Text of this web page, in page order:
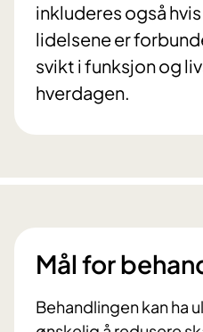
inkluderes også
lidelsene er
svikt i funksjon og
hverdagen.
Mål for
Behandlingen kan ha